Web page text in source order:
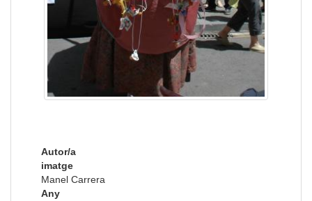
Autor/a
imatge
Manel Carrera
Any